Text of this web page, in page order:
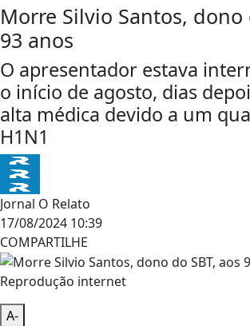
Morre Silvio Santos, dono
93 anos
O apresentador estava
o início de agosto, dias
alta médica devido a um
H1N1
Jornal O Relato
17/08/2024 10:39
COMPARTILHE
Reprodução internet
A-